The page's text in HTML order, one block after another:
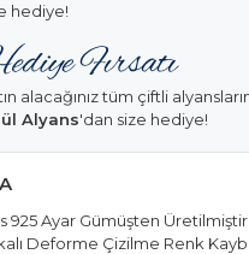
hediye!
alacağınız tüm çiftli
Alyans'dan size hediye!
925 Ayar Gümüşten Üretilmiştir.
Deforme Çizilme Renk